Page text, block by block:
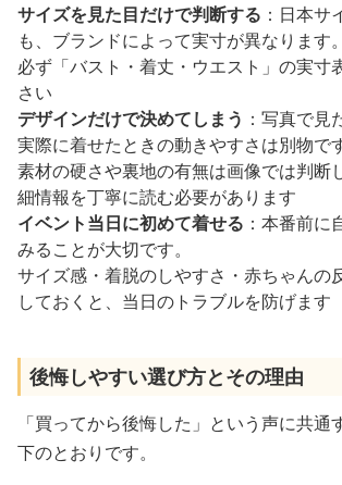
サイズを見た目だけで判断する ：日本サ
も、ブランドによって実寸が異なります。
必ず「バスト・着丈・ウエスト」の実寸
さい
デザインだけで決めてしまう ：写真で見
実際に着せたときの動きやすさは別物です
素材の硬さや裏地の有無は画像では判断
細情報を丁寧に読む必要があります
イベント当日に初めて着せる ：本番前に
みることが大切です。
サイズ感・着脱のしやすさ・赤ちゃんの
しておくと、当日のトラブルを防げます
後悔しやすい選び方とその理由
「買ってから後悔した」という声に共通
下のとおりです。